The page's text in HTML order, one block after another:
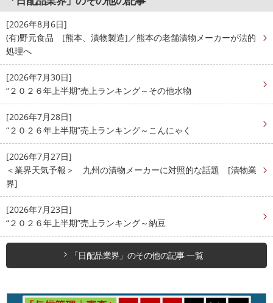
[2026年8月6日]
(有)野元食品 [熊本、漬物製造]／熊本の老舗漬物メーカーが法的
処理へ
[2026年7月30日]
“２０２６年上半期”売上ランキング～その他水物
[2026年7月28日]
“２０２６年上半期”売上ランキング～こんにゃく
[2026年7月27日]
＜業界天気予報＞ 九州の漬物メーカーに対照的な話題 [漬物業
界]
[2026年7月23日]
“２０２６年上半期”売上ランキング～納豆
「日配品業界」のその他の記事 一覧